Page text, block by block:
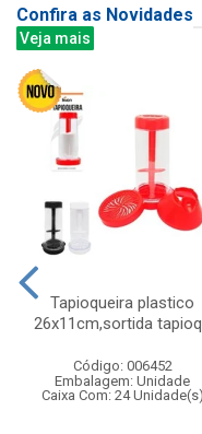
Confira as Novidades
Veja mais
Tapioqueira plastico
26x11cm,sortida
Código: 006452
Embalagem: Unidade
Caixa Com: 24 Unidade(s)